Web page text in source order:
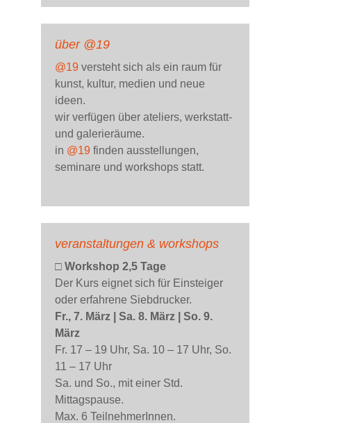
über @19
@19 versteht sich als ein raum für
kunst, kultur, medien und neue
ideen.
wir verfügen über ateliers, werkstatt-
und galerieräume.
in @19 finden ausstellungen,
seminare und workshops statt.
veranstaltungen & workshops
□ Workshop 2,5 Tage
Der Kurs eignet sich für Einsteiger
oder erfahrene Siebdrucker.
Fr., 7. März | Sa. 8. März | So. 9.
März
Fr. 17 – 19 Uhr, Sa. 10 – 17 Uhr, So.
11 – 17 Uhr
Sa. und So., mit einer Std.
Mittagspause.
Max. 6 TeilnehmerInnen.